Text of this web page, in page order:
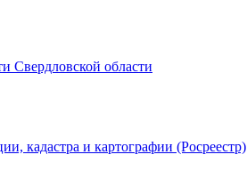
Свердловской области
кадастра и картографии (Росреестр)